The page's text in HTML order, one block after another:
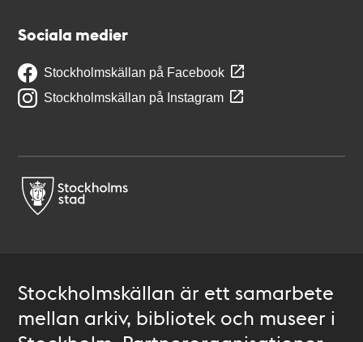
Sociala medier
Stockholmskällan på Facebook
Stockholmskällan på Instagram
Stockholmskällan är ett samarbete
mellan arkiv, bibliotek och museer i